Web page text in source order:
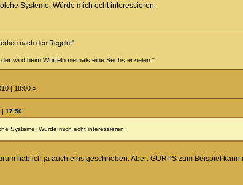
Systeme. Würde mich echt interessieren.
nach den Regeln!"
wird beim Würfeln niemals eine Sechs erzielen."
| 18:00 »
| 17:50
Systeme. Würde mich echt interessieren.
hab ich ja auch eins geschrieben. Aber: GURPS zum Beispiel